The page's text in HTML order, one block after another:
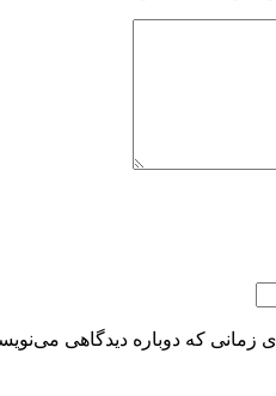
زمانی که دوباره دیدگاهی